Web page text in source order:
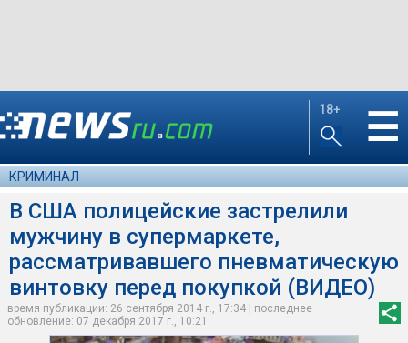
18+ ☰
КРИМИНАЛ
В США полицейские застрелили
мужчину в супермаркете,
рассматривавшего пневматическую
винтовку перед покупкой (ВИДЕО)
время публикации: 26 сентября 2014 г., 17:34 | последнее
обновление: 07 декабря 2017 г., 10:21